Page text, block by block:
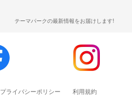
テーマパークの最新情報をお届けします!
プライバシーポリシー 利用規約